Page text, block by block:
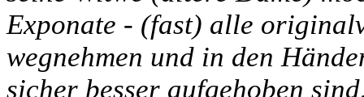
Exponate - (fast) alle
wegnehmen und in den
sicher besser aufgehoben